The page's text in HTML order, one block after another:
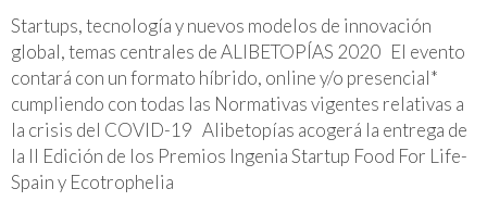
Startups, tecnología y nuevos modelos de innovación
global, temas centrales de ALIBETOPÍAS 2020 El evento
contará con un formato híbrido, online y/o presencial*
cumpliendo con todas las Normativas vigentes relativas a
la crisis del COVID-19 Alibetopías acogerá la entrega de
la II Edición de los Premios Ingenia Startup Food For Life-
Spain y Ecotrophelia